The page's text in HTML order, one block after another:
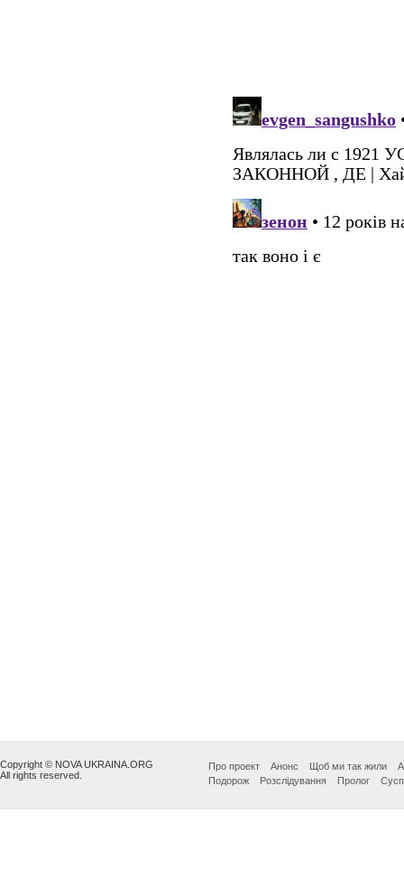
Copyright © NOVA UKRAINA.ORG
All rights reserved.
Про проект Анонс Щоб ми так жили
Подорож
Розслідування Пролог